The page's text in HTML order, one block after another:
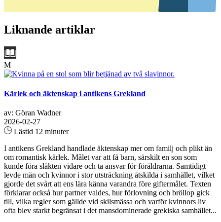
Liknande artiklar
M
Kärlek och äktenskap i antikens Grekland
av: Göran Wadner
2026-02-27
Lästid 12 minuter
I antikens Grekland handlade äktenskap mer om familj och plikt än
om romantisk kärlek. Målet var att få barn, särskilt en son som
kunde föra släkten vidare och ta ansvar för föräldrarna. Samtidigt
levde män och kvinnor i stor utsträckning åtskilda i samhället, vilket
gjorde det svårt att ens lära känna varandra före giftermålet. Texten
förklarar också hur partner valdes, hur förlovning och bröllop gick
till, vilka regler som gällde vid skilsmässa och varför kvinnors liv
ofta blev starkt begränsat i det mansdominerade grekiska samhället...